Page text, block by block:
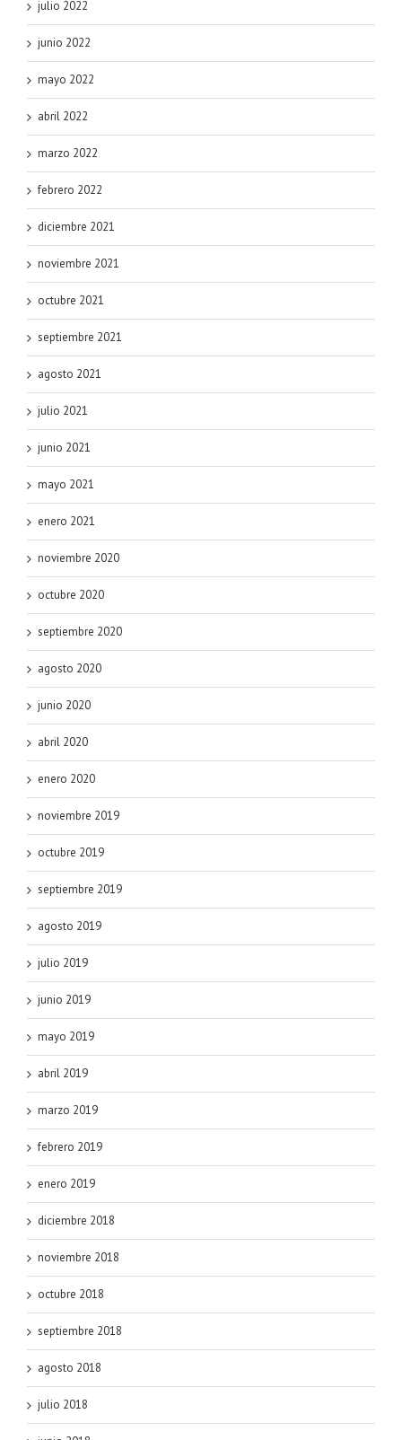
julio 2022
junio 2022
mayo 2022
abril 2022
marzo 2022
febrero 2022
diciembre 2021
noviembre 2021
octubre 2021
septiembre 2021
agosto 2021
julio 2021
junio 2021
mayo 2021
enero 2021
noviembre 2020
octubre 2020
septiembre 2020
agosto 2020
junio 2020
abril 2020
enero 2020
noviembre 2019
octubre 2019
septiembre 2019
agosto 2019
julio 2019
junio 2019
mayo 2019
abril 2019
marzo 2019
febrero 2019
enero 2019
diciembre 2018
noviembre 2018
octubre 2018
septiembre 2018
agosto 2018
julio 2018